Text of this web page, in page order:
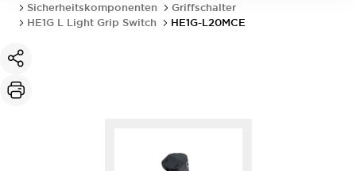
Sicherheitskomponenten
Griffschalter
HE1G L Light Grip Switch
HE1G-L20MCE